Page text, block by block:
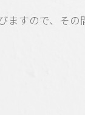
ますので、その